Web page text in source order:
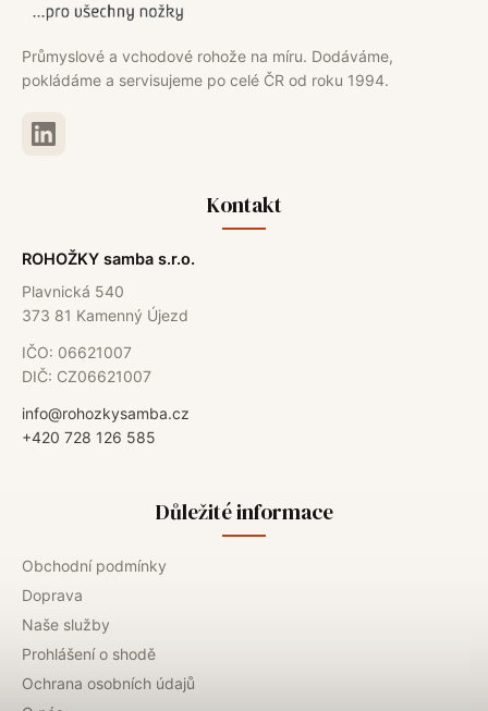
Průmyslové a vchodové rohože na míru. Dodáváme,
pokládáme a servisujeme po celé ČR od roku 1994.
Kontakt
ROHOŽKY samba s.r.o.
Plavnická 540
373 81 Kamenný Újezd
IČO: 06621007
DIČ: CZ06621007
info@rohozkysamba.cz
+420 728 126 585
Důležité informace
Obchodní podmínky
Doprava
Naše služby
Prohlášení o shodě
Ochrana osobních údajů